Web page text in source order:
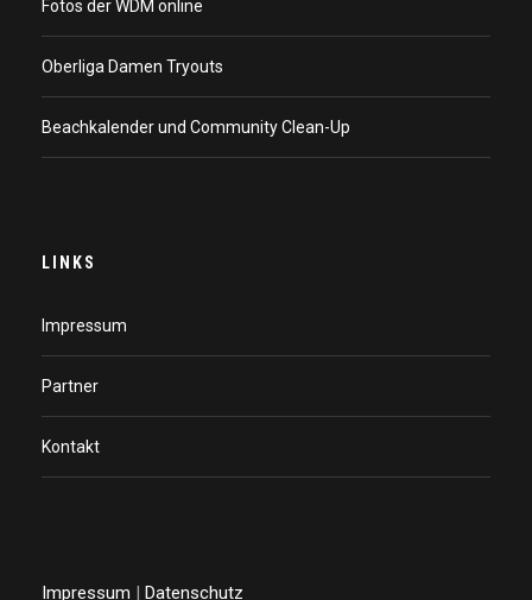
Fotos der WDM online
Oberliga Damen Tryouts
Beachkalender und Community Clean-Up
LINKS
Impressum
Partner
Kontakt
Impressum | Datenschutz